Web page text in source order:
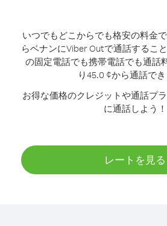
いつでもどこからでも格安の料金
らベナンにViber Outで通話すること
の固定電話でも携帯電話でも通話
り45.0 ¢から通話でき
お得な価格のクレジットや通話プ
に通話しよう！
レートを見る